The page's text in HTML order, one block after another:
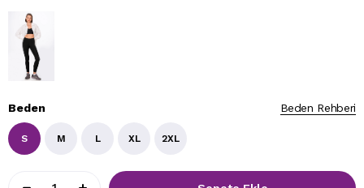
Beden Rehberi
Beden
S M L XL 2XL